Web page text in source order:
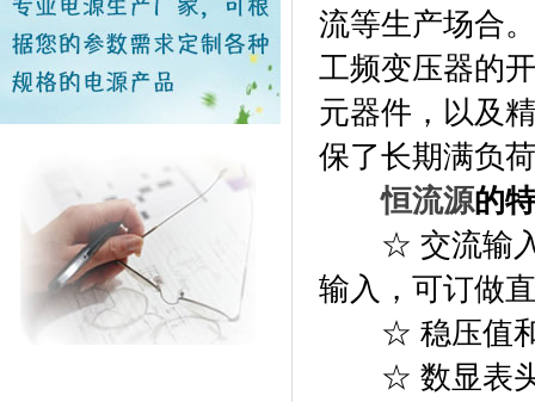
流等生产场合
工频变压器的
元器件，以及
保了长期满负
恒流源的
☆ 交流输入
输入，可订做
☆ 稳压值和
☆ 数显表头